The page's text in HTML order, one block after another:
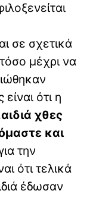
σε σχετικά
μέχρι να
ότι η
χθες
και
την
ότι τελικά
έδωσαν